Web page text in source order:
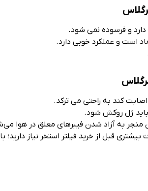
دارد و فرسوده نمی شود.
است و عملکرد خوبی دارد.
کند به راحتی می ترکد.
منجر به آزاد شدن فیبرهای معلق در هوا
قبل از خرید فیلتر استخر نیاز